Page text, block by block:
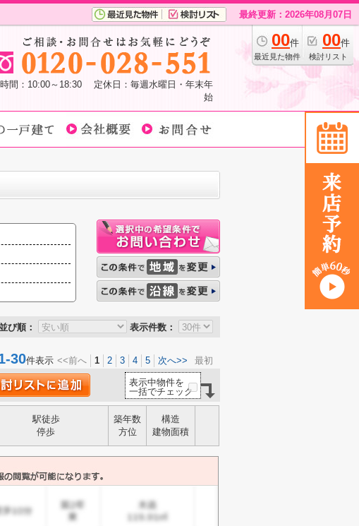
最終更新：2026年08月07日
00件
最近見た物件
00件
検討リスト
間：10:00～18:30 定休日：毎週水曜日・年末年
始
び順： 表示件数：
30件表示 <<前へ 1 2 3 4 5 次へ>> 最初
表示中物件を
一括でチェック
駅徒歩
停歩
築年数
方位
構造
建物面積